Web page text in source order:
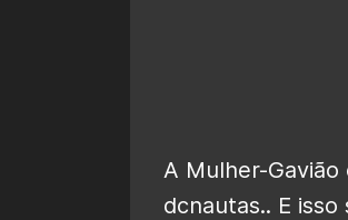
A Mulher-
dcnautas.. E